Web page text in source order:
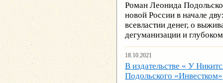
Роман Леонида
новой России в начале
всевластии денег, о
дегуманизации и
18.10.2021
В издательстве « У
Подольского «Инвестком»